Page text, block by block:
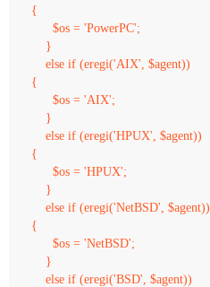
{
      $os = 'PowerPC';
    }
    else if (eregi('AIX', $agent))
{
      $os = 'AIX';
    }
    else if (eregi('HPUX', $agent))
{
      $os = 'HPUX';
    }
    else if (eregi('NetBSD', $agent))
{
      $os = 'NetBSD';
    }
    else if (eregi('BSD', $agent))